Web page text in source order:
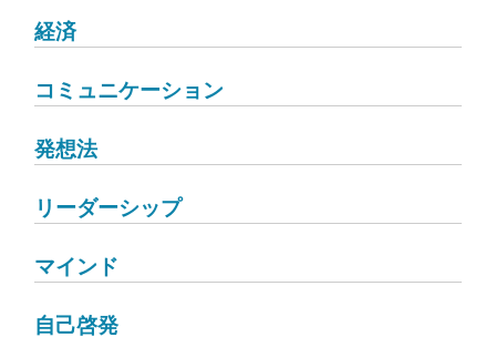
経済
コミュニケーション
発想法
リーダーシップ
マインド
自己啓発